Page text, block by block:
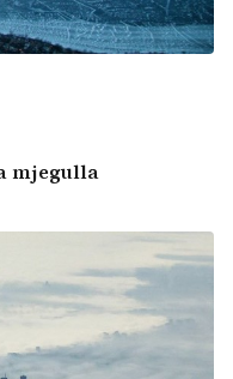
mjegulla